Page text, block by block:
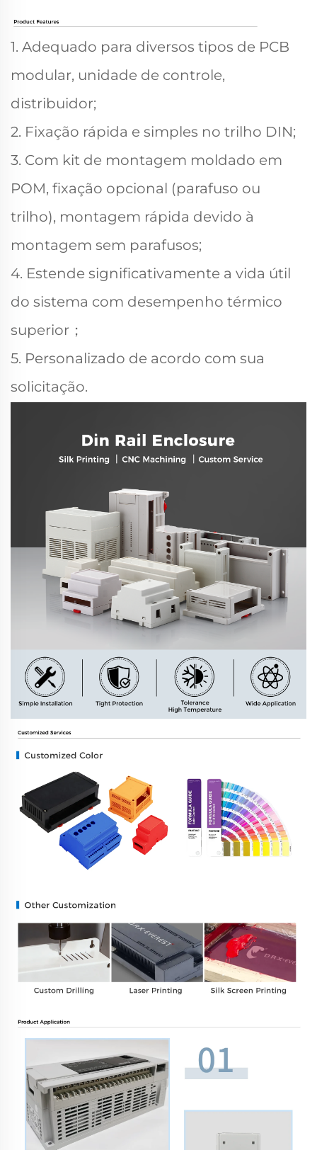
1. Adequado para diversos tipos de PCB
modular, unidade de controle,
distribuidor;
2. Fixação rápida e simples no trilho DIN;
3. Com kit de montagem moldado em
POM, fixação opcional (parafuso ou
trilho), montagem rápida devido à
montagem sem parafusos;
4. Estende significativamente a vida útil
do sistema com desempenho térmico
superior；
5. Personalizado de acordo com sua
solicitação.